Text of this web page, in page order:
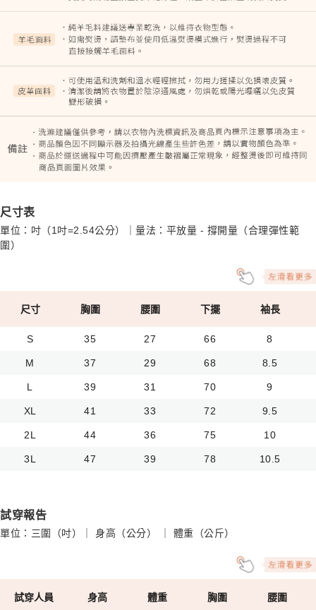
尺寸表
單位：吋（1吋=2.54公分）｜量法：平放量 - 撐開量（合理彈性範
圍）
尺寸 胸圍 腰圍 下擺 袖長
S 35 27 66 8
M 37 29 68 8.5
L 39 31 70 9
XL 41 33 72 9.5
2L 44 36 75 10
3L 47 39 78 10.5
試穿報告
單位：三圍（吋）｜ 身高（公分） ｜ 體重（公斤）
試穿人員 身高 體重 胸圍 腰圍